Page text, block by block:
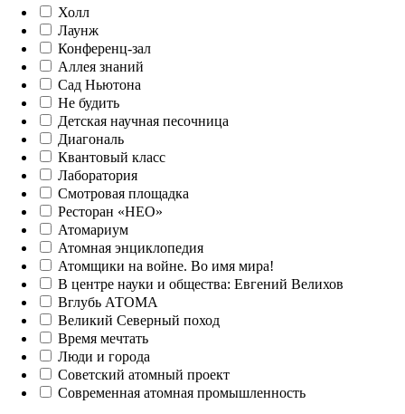
Холл
Лаунж
Конференц-зал
Аллея знаний
Сад Ньютона
Не будить
Детская научная песочница
Диагональ
Квантовый класс
Лаборатория
Смотровая площадка
Ресторан «НЕО»
Атомариум
Атомная энциклопедия
Атомщики на войне. Во имя мира!
В центре науки и общества: Евгений Велихов
Вглубь АТОМА
Великий Северный поход
Время мечтать
Люди и города
Советский атомный проект
Современная атомная промышленность